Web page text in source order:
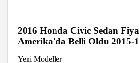
2016 Honda Civic Sedan
Amerika'da Belli Oldu 2015-
Yeni Modeller